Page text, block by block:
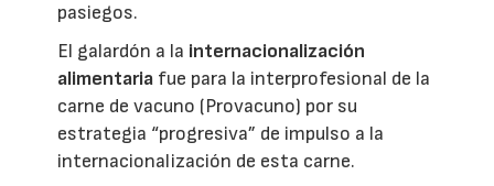
pasiegos.
El galardón a la internacionalización
alimentaria fue para la interprofesional de la
carne de vacuno (Provacuno) por su
estrategia “progresiva” de impulso a la
internacionalización de esta carne.